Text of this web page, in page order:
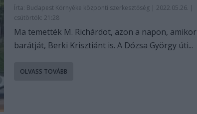
Írta: Budapest Környéke központi szerkesztőség| 2022.05.26. |
csütörtök: 21:28
Ma temették M. Richárdot, azon a napon, amikor
barátját, Berki Krisztiánt is. A Dózsa György úti...
OLVASS TOVÁBB